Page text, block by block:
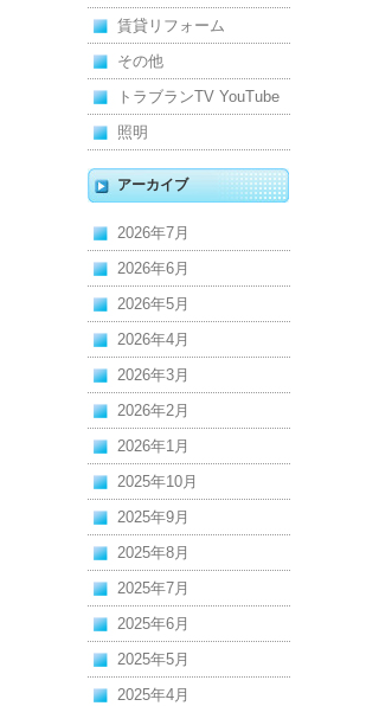
賃貸リフォーム
その他
トラブランTV YouTube
照明
アーカイブ
2026年7月
2026年6月
2026年5月
2026年4月
2026年3月
2026年2月
2026年1月
2025年10月
2025年9月
2025年8月
2025年7月
2025年6月
2025年5月
2025年4月